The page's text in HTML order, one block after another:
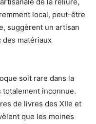
de la reliure,
local, peut-être
suggèrent un artisan
des matériaux
soit rare dans la
totalement inconnue.
de livres des XIIe et
que les moines